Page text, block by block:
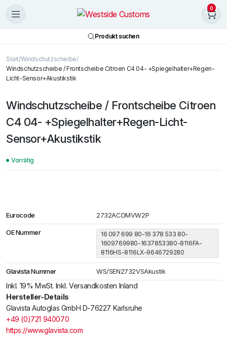
0
Produkt suchen
Start Windschutzscheibe
Windschutzscheibe / Frontscheibe Citroen C4 04- +Spiegelhalter+Regen-
Licht-Sensor+Akustikstik
Windschutzscheibe / Frontscheibe Citroen
C4 04- +Spiegelhalter+Regen-Licht-
Sensor+Akustikstik
Vorrätig
Eurocode 2732ACDMVW2P
OE Nummer
16 097 699 80-16 378 533 80-
1609769980-1637853380-8116FA-
8116HS-8116LX-9646729280
Glavista Nummer WS/SEN2732VSAkustik
Inkl. 19% MwSt. Inkl. Versandkosten Inland
Hersteller-Details
Glavista Autoglas GmbH D-76227 Karlsruhe
+49 (0)721 940070
https://www.glavista.com